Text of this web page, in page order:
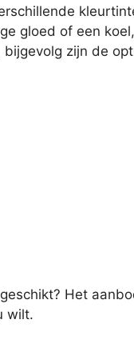
gloed of een
zijn de
Het
wilt.